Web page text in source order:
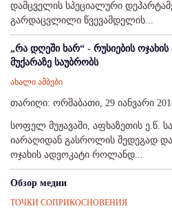
დამცველის სპეციალური
გარდაცვლილი წვევამდელის...
„რა დღეში ხარ“ - რუსიების
მუქარაზე საუბრობს
ახალი ამბები
თარიღი: ორშაბათი, 29 იანვარი
სოფელ მუჟავაში, აფხაზეთის ე.წ.
იარაღიდან გასროლის შედეგად
ოჯახის ადვოკატი როლანდ...
Обзор медии
ТОЧКИ СОПРИКОСНОВЕНИЯ